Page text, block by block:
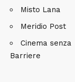
Misto Lana
Meridio Post
Cinema senza
Barriere